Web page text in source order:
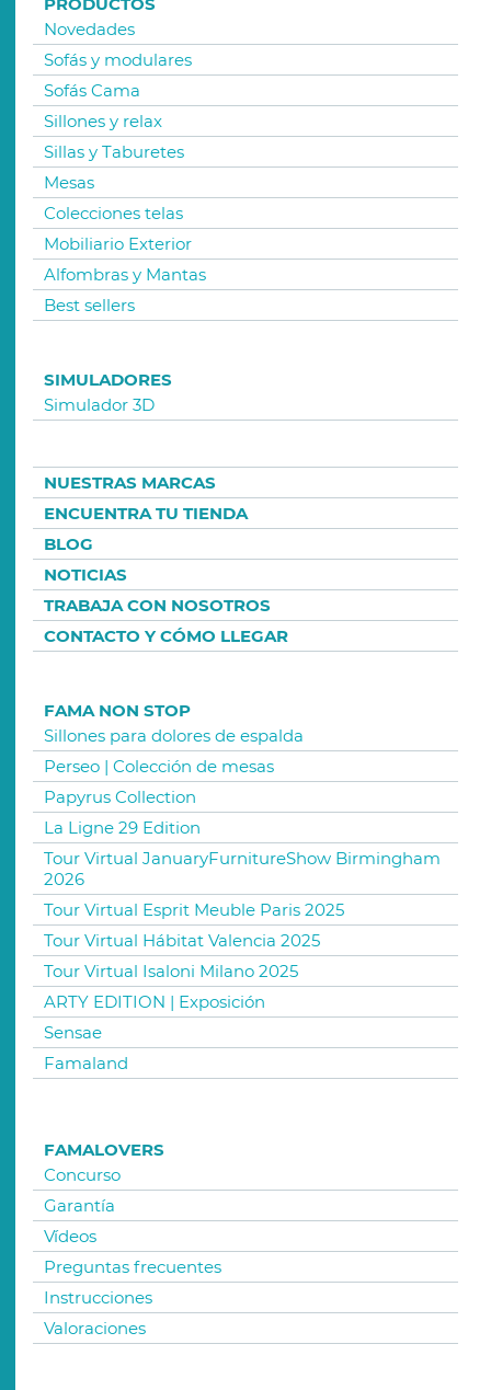
Novedades
Sofás y modulares
Sofás Cama
Sillones y relax
Sillas y Taburetes
Mesas
Colecciones telas
Mobiliario Exterior
Alfombras y Mantas
Best sellers
SIMULADORES
Simulador 3D
NUESTRAS MARCAS
ENCUENTRA TU TIENDA
BLOG
NOTICIAS
TRABAJA CON NOSOTROS
CONTACTO Y CÓMO LLEGAR
FAMA NON STOP
Sillones para dolores de espalda
Perseo | Colección de mesas
Papyrus Collection
La Ligne 29 Edition
Tour Virtual JanuaryFurnitureShow Birmingham
2026
Tour Virtual Esprit Meuble Paris 2025
Tour Virtual Hábitat Valencia 2025
Tour Virtual Isaloni Milano 2025
ARTY EDITION | Exposición
Sensae
Famaland
FAMALOVERS
Concurso
Garantía
Vídeos
Preguntas frecuentes
Instrucciones
Valoraciones